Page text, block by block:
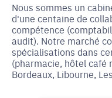
Nous sommes un
d'une centaine de
compétence
audit). Notre marché
spécialisations dans
(pharmacie, hôtel
Bordeaux, Libourne,